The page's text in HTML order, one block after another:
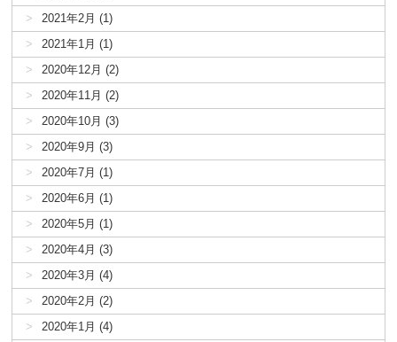
2021年2月 (1)
2021年1月 (1)
2020年12月 (2)
2020年11月 (2)
2020年10月 (3)
2020年9月 (3)
2020年7月 (1)
2020年6月 (1)
2020年5月 (1)
2020年4月 (3)
2020年3月 (4)
2020年2月 (2)
2020年1月 (4)